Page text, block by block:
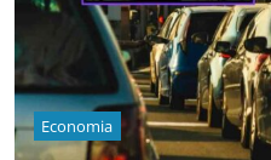
Economia